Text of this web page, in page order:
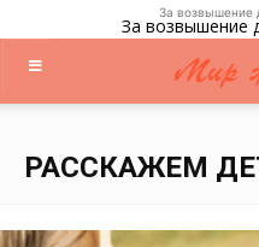
За возвышение
За возвышение
РАССКАЖЕМ